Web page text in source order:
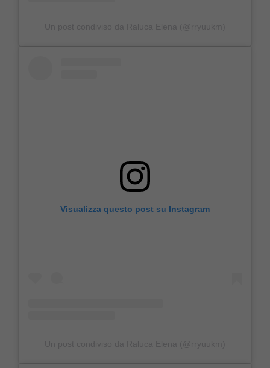
Visualizza questo post su Instagram